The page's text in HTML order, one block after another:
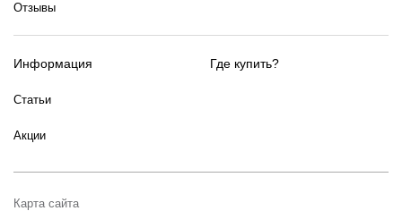
Отзывы
Информация
Статьи
Акции
Где купить?
Карта сайта